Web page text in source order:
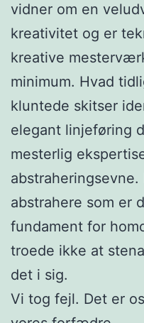
vidner om en
kreativitet og er
kreative
minimum. Hvad
kluntede skitser
elegant linjeføring
mesterlig
abstrahere som er
fundament for
troede ikke at
det i sig.
Vi tog fejl. Det er